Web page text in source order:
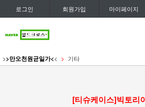
로그인 회원가입 마이페이지
>>만오천원균일가<< 기타
[티슈케이스]빅토리